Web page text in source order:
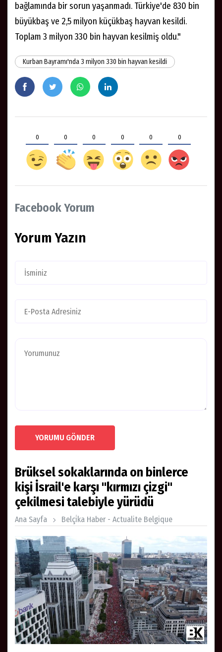
bağlamında bir sorun yaşanmadı. Türkiye'de 830 bin
büyükbaş ve 2,5 milyon küçükbaş hayvan kesildi.
Toplam 3 milyon 330 bin hayvan kesilmiş oldu."
Kurban Bayramı'nda 3 milyon 330 bin hayvan kesildi
0 0 0 0 0 0
Facebook Yorum
Yorum Yazın
YORUMU GÖNDER
Brüksel sokaklarında on binlerce
kişi İsrail'e karşı "kırmızı çizgi"
çekilmesi talebiyle yürüdü
Ana Sayfa Belçi̇ka Haber - Actualite Belgique